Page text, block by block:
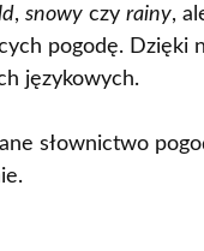
, snowy czy rainy,
pogodę.
językowych.
słownictwo